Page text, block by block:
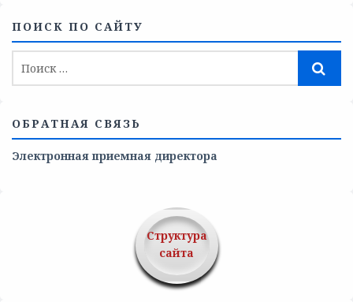
ПОИСК ПО САЙТУ
ОБРАТНАЯ СВЯЗЬ
Электронная приемная директора
Структура
сайта